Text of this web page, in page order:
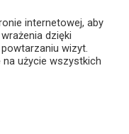
internetowej, aby
dzięki
wizyt.
na użycie wszystkich